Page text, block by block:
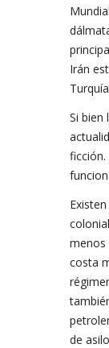
Irán
Si bien
menos
costa
de